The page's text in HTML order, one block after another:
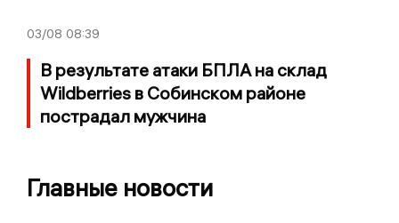
03/08 08:39
В результате атаки БПЛА на склад
Wildberries в Собинском районе
пострадал мужчина
Главные новости